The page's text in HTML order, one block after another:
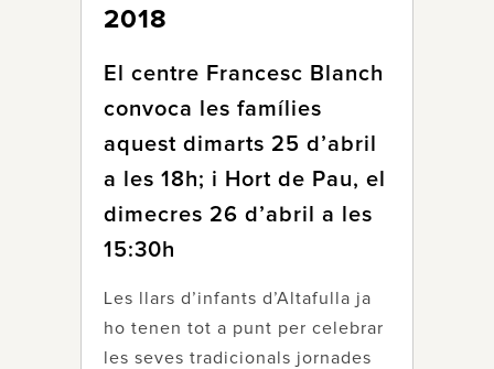
2018
El centre Francesc Blanch
convoca les famílies
aquest dimarts 25 d’abril
a les 18h; i Hort de Pau, el
dimecres 26 d’abril a les
15:30h
Les llars d’infants d’Altafulla ja
ho tenen tot a punt per celebrar
les seves tradicionals jornades